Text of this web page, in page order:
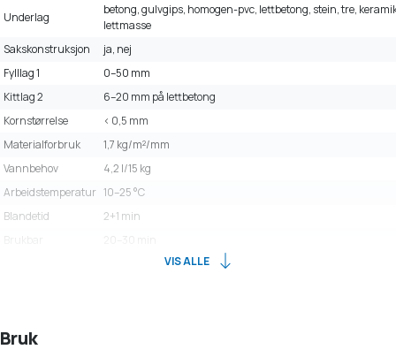
Underlag
betong, gulvgips, homogen-pvc, lettbetong, stein, tre,
lettmasse
Sakskonstruksjon
ja, nej
Fylllag 1
0–50 mm
Kittlag 2
6–20 mm på lettbetong
Kornstørrelse
< 0,5 mm
Materialforbruk
1,7 kg/m²/mm
Vannbehov
4,2 l/15 kg
Arbeidstemperatur 10–25 °C
Blandetid
2+1 min
VIS ALLE
Bruk